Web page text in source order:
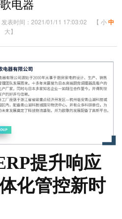
电器
发表时间：2021/01/11 17:03:02 【 小中
大】
提升响应
化管控新时